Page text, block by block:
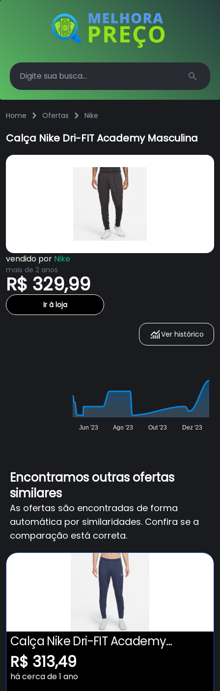
Search
Home Ofertas Nike
Calça Nike Dri-FIT Academy Masculina
vendido por Nike
mais de 2 anos
R$ 329,99
Ir à loja
Ver histórico
Jun '23 Ago '23 Out '23 Dez '23
Encontramos outras ofertas
similares
As ofertas são encontradas de forma
automática por similaridades. Confira se a
comparação está correta.
Calça Nike Dri-FIT Academy
Masculina
R$ 313,49
há cerca de 1 ano